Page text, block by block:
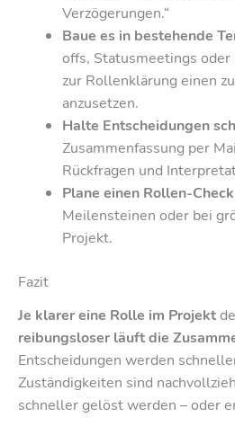
Verzögerungen.“
Baue es in bestehende
offs, Statusmeetings
zur Rollenklärung einen
anzusetzen.
Halte Entscheidungen
Zusammenfassung per
Rückfragen und
Plane einen Rollen-
Meilensteinen oder bei
Projekt.
Fazit
Je klarer eine Rolle im Projekt
reibungsloser läuft die
Entscheidungen werden
Zuständigkeiten sind
schneller gelöst werden – oder